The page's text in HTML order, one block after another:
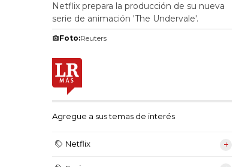
Netflix prepara la producción de su nueva
serie de animación 'The Undervale'.
Foto:Reuters
Agregue a sus temas de interés
Netflix